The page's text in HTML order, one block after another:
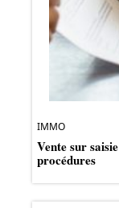
IMMO
Vente sur
procédures